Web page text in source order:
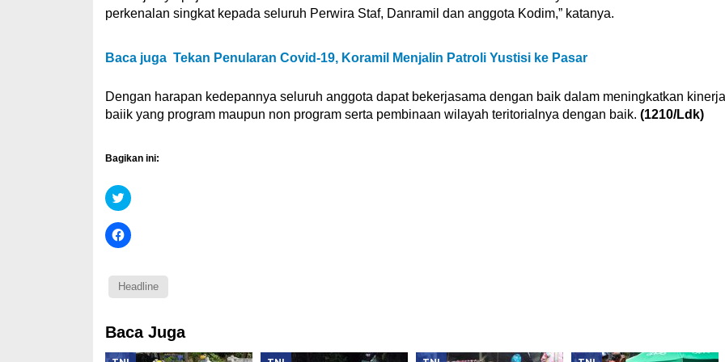
perkenalan singkat kepada seluruh Perwira Staf, Danramil dan anggota Kodim,” katanya.
Baca juga Tekan Penularan Covid-19, Koramil Menjalin Patroli Yustisi ke Pasar
Dengan harapan kedepannya seluruh anggota dapat bekerjasama dengan baik dalam meningkatkan kinerja
baiik yang program maupun non program serta pembinaan wilayah teritorialnya dengan baik. (1210/Ldk)
Bagikan ini:
Klik
untuk
pada
Twitter(Membuka
di
baru)
Klik
untuk
Facebook(Membuka
di
jendela
Headline
Baca Juga